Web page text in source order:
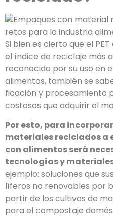
Si bien es cierto que el
el índice de reciclaje más
reconocido por su uso en
alimentos, también se
ficación y procesamiento
costosos que adquirir el
Por esto, para
materiales reciclados a
con alimentos será
tecnologías y
ejemplo: soluciones que
líferos no renovables por
partir de los cultivos de
para el compostaje